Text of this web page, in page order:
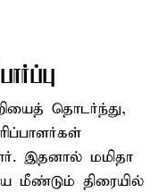
தொடர்ந்து,
இதனால் மமிதா
மீண்டும் திரையில்